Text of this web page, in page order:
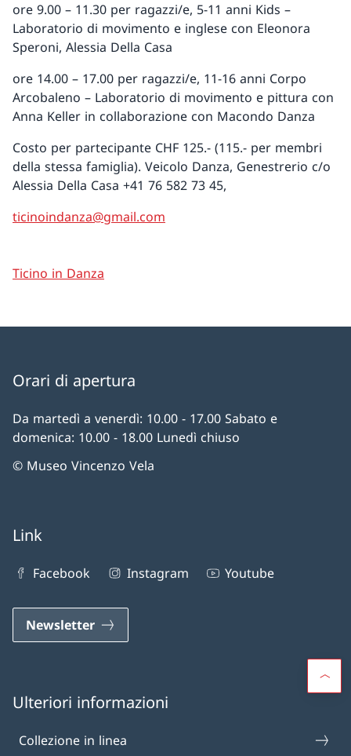
ore 9.00 – 11.30 per ragazzi/e, 5-11 anni Kids –
Laboratorio di movimento e inglese con Eleonora
Speroni, Alessia Della Casa
ore 14.00 – 17.00 per ragazzi/e, 11-16 anni Corpo
Arcobaleno – Laboratorio di movimento e pittura con
Anna Keller in collaborazione con Macondo Danza
Costo per partecipante CHF 125.- (115.- per membri
della stessa famiglia). Veicolo Danza, Genestrerio c/o
Alessia Della Casa +41 76 582 73 45,
ticinoindanza@gmail.com
Ticino in Danza
Orari di apertura
Da martedì a venerdì: 10.00 - 17.00 Sabato e
domenica: 10.00 - 18.00 Lunedì chiuso
© Museo Vincenzo Vela
Link
Facebook Instagram Youtube
Newsletter
Ulteriori informazioni
Collezione in linea